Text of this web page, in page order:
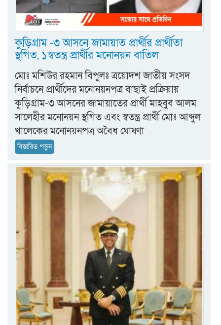
কুড়িগ্রাম -৩ আসনে জামায়াত প্রার্থীর প্রার্থীতা
স্থগিত, ১স্বতন্ত্র প্রার্থীর মনোনয়ন বাতিল
মোঃ মশিউর রহমান বিপুলঃ ‎ত্রয়োদশ জাতীয় সংসদ
নির্বাচনে প্রার্থীদের মনোনয়নপত্র বাছাই প্রক্রিয়ায়
কুড়িগ্রাম-৩ আসনের জামায়াতের প্রার্থী মাহবুব আলম
সালেহীর মনোনয়ন স্থগিত এবং স্বতন্ত্র প্রার্থী মোঃ আব্দুল
খালেকের মনোনয়নপত্র অবৈধ ঘোষণা
বিস্তারিত পড়ুন